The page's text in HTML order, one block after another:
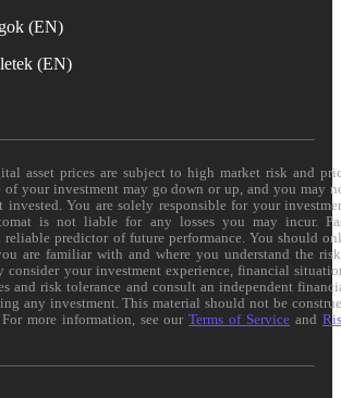
(EN)
(EN)
asset prices are subject to high market risk and
your investment may go down or up, and you may
invested. You are solely responsible for your
is not liable for any losses you may incur.
reliable predictor of future performance. You should
are familiar with and where you understand the
consider your investment experience, financial
and risk tolerance and consult an independent
any investment. This material should not be
more information, see ourTerms of Service and